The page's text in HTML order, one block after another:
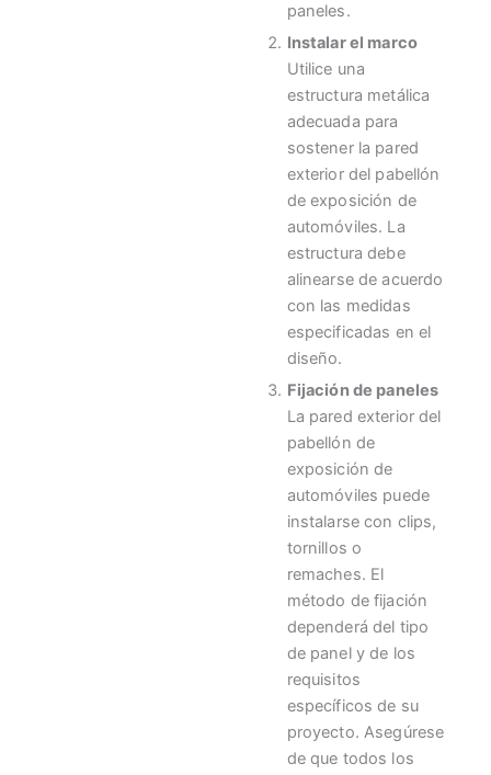
paneles.
Instalar el marco
Utilice una
estructura metálica
adecuada para
sostener la pared
exterior del pabellón
de exposición de
automóviles. La
estructura debe
alinearse de acuerdo
con las medidas
especificadas en el
diseño.
Fijación de paneles
La pared exterior del
pabellón de
exposición de
automóviles puede
instalarse con clips,
tornillos o
remaches. El
método de fijación
dependerá del tipo
de panel y de los
requisitos
específicos de su
proyecto. Asegúrese
de que todos los